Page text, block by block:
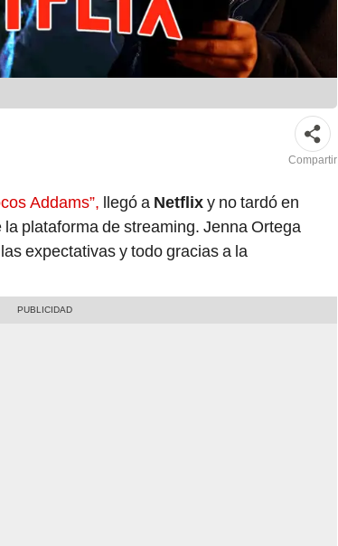
Compartir
Addams”, llegó a Netflixy no tardó en
plataforma de streaming. Jenna Ortega
expectativas y todo gracias a la